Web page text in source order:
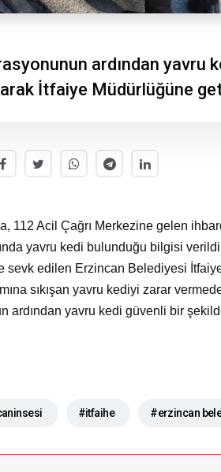
ardından yavru
İtfaiye Müdürlüğüne
112 Acil Çağrı Merkezine gelen
yavru kedi bulunduğu bilgisi
sevk edilen Erzincan Belediyesi
sıkışan yavru kediyi zarar
ardından yavru kedi güvenli bir
#itfaihe #erzincan